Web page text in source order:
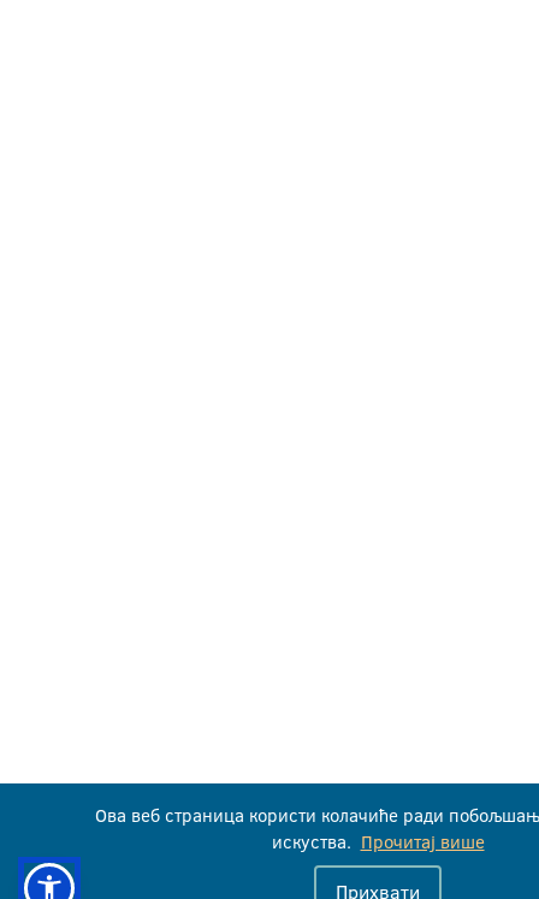
Ова веб страница користи колачиће ради
искуства. Прочитај више
Прихвати